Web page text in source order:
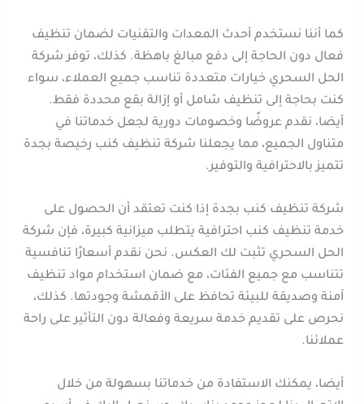
كما أننا نستخدم أحدث المعدات والتقنيات لضمان تنظيف
فعال دون الحاجة إلى دفع مبالغ باهظة. كذلك، توفر شركة
الحل السحري خيارات متعددة تناسب جميع العملاء، سواء
كنت بحاجة إلى تنظيف شامل أو إزالة بقع محددة فقط.
أيضا، نقدم عروضًا وخصومات دورية لجعل خدماتنا في
متناول الجميع، مما يجعلنا شركة تنظيف كنب رخيصة بجدة
تتميز بالاحترافية والتوفير.
شركة تنظيف كنب بجدة إذا كنت تعتقد أن الحصول على
خدمة تنظيف كنب احترافية يتطلب ميزانية كبيرة، فإن شركة
الحل السحري تثبت لك العكس. نحن نقدم أسعارًا تنافسية
تتناسب مع جميع الفئات، مع ضمان استخدام مواد تنظيف
آمنة وصديقة للبيئة تحافظ على الأقمشة وجودتها. كذلك،
نحرص على تقديم خدمة سريعة وفعالة دون التأثير على راحة
عملائنا.
أيضا، يمكنك الاستفادة من خدماتنا بسهولة من خلال